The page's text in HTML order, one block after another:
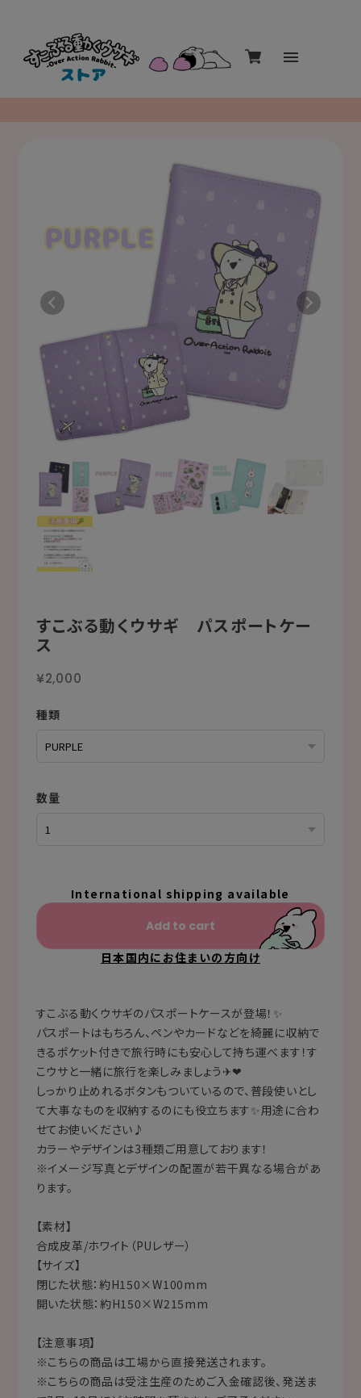
すこぶる動くウサギ パスポートケー
ス
¥2,000
種類
数量
International shipping available
Add to cart
日本国内にお住まいの方向け
すこぶる動くウサギのパスポートケースが登場！✨
パスポートはもちろん、ペンやカードなどを綺麗に収納で
きるポケット付きで旅行時にも安心して持ち運べます！す
こウサと一緒に旅行を楽しみましょう✈❤
しっかり止めれるボタンもついているので、普段使いとし
て大事なものを収納するのにも役立ちます✨用途に合わ
せてお使いください♪
カラーやデザインは3種類ご用意しております！
※イメージ写真とデザインの配置が若干異なる場合があ
ります。
【素材】
合成皮革/ホワイト（PUレザー）
【サイズ】
閉じた状態：約H150×W100mm
開いた状態：約H150×W215mm
【注意事項】
※こちらの商品は工場から直接発送されます。
※こちらの商品は受注生産のためご入金確認後、発送ま